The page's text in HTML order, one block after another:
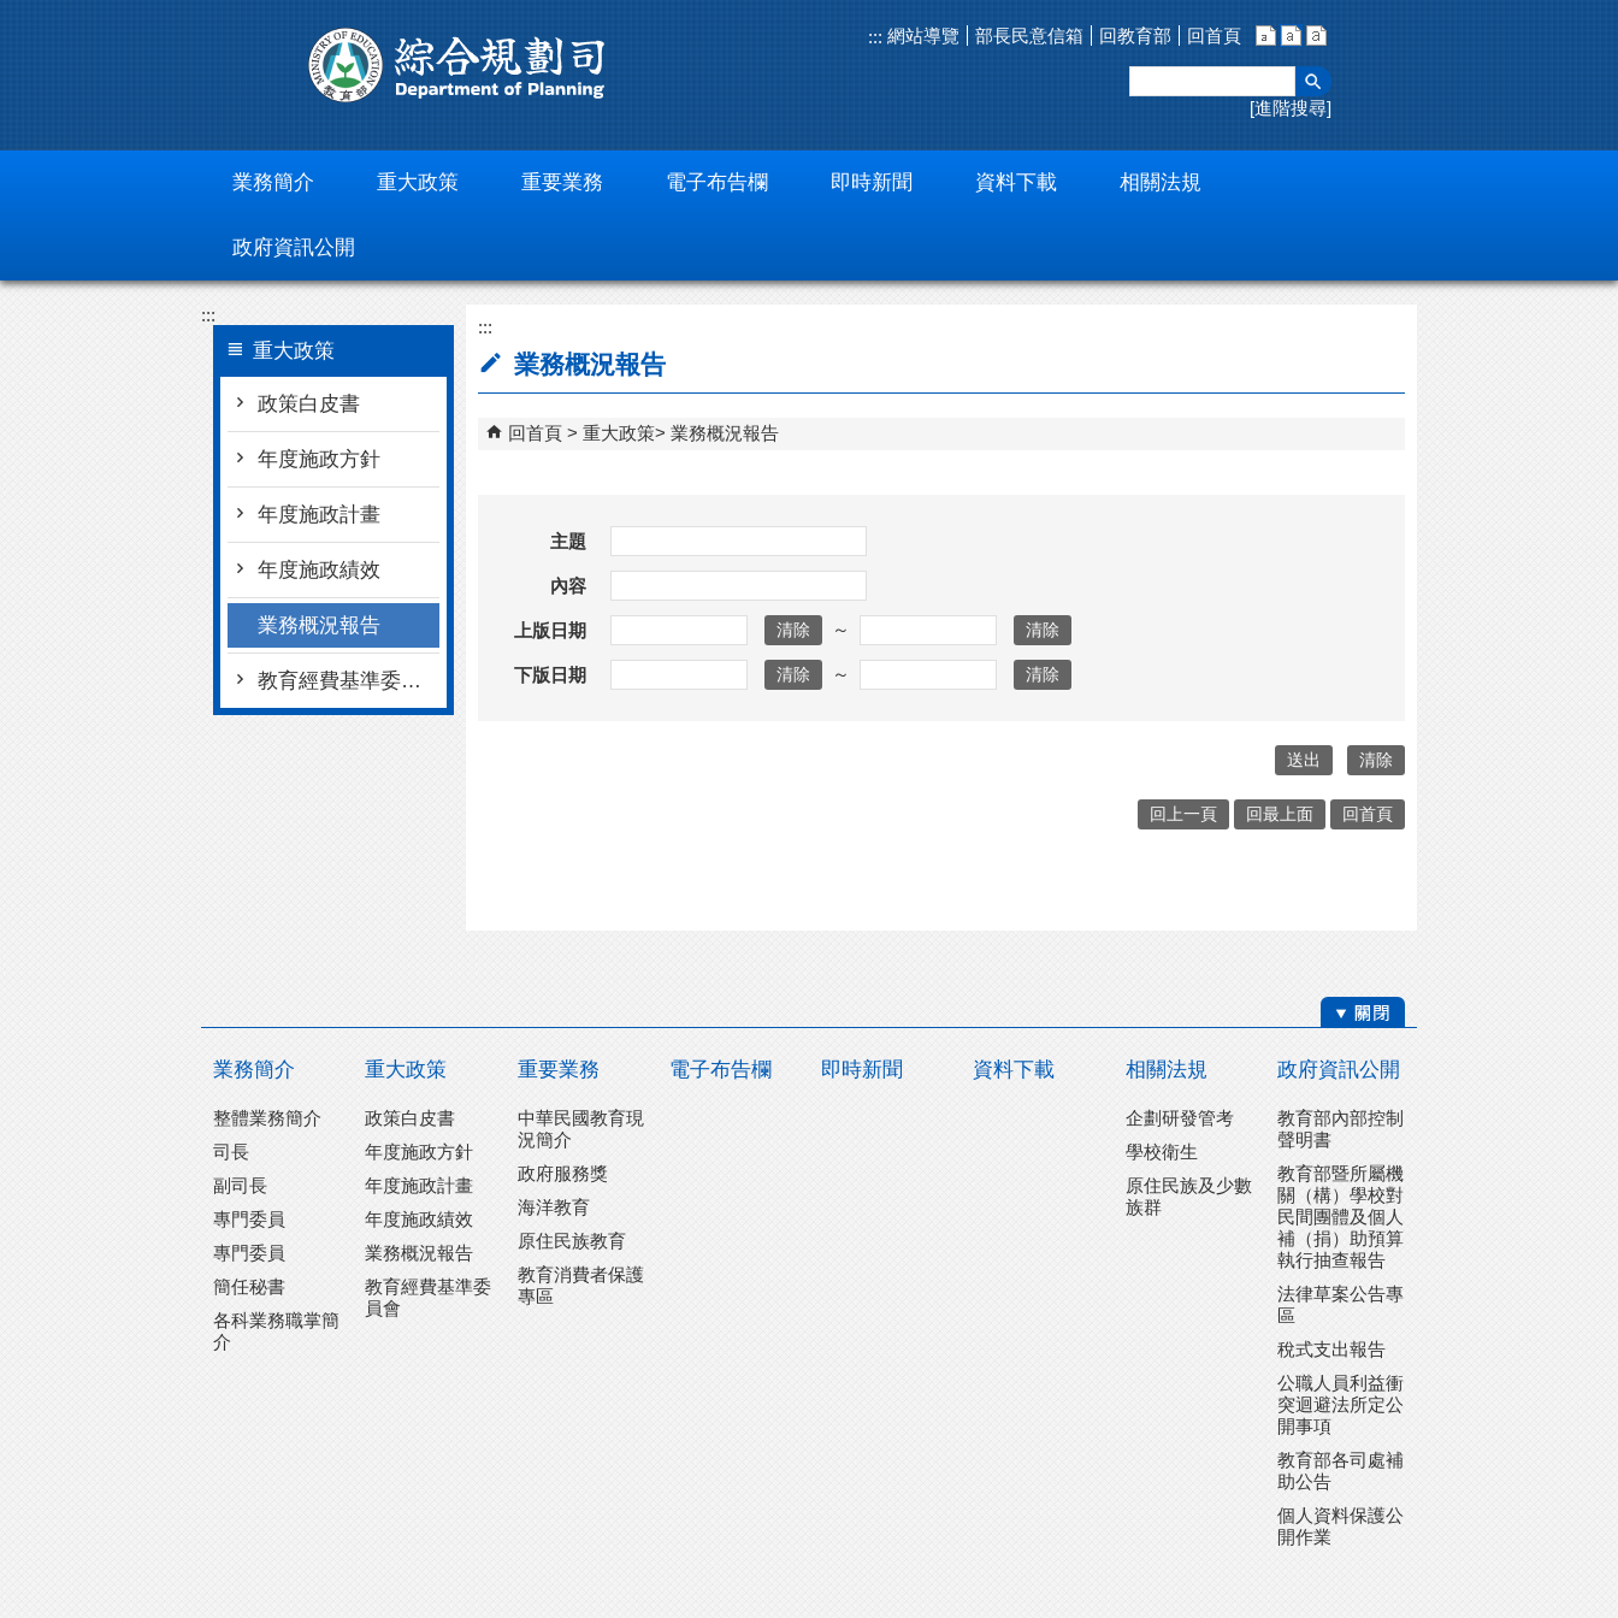
::: 網站導覽 部長民意信箱 回教育部 回首頁
進階搜尋
業務簡介 重大政策 重要業務 電子布告欄 即時新聞 資料下載 相關法規
政府資訊公開
:::
重大政策
政策白皮書
年度施政方針
年度施政計畫
年度施政績效
業務概況報告
教育經費基準委員會
:::
業務概況報告
回首頁 重大政策 業務概況報告
主題
內容
上版日期 ～
下版日期 ～
回上一頁 回最上面 回首頁
業務簡介
整體業務簡介
司長
副司長
專門委員
專門委員
簡任秘書
各科業務職掌簡
介
重大政策
政策白皮書
年度施政方針
年度施政計畫
年度施政績效
業務概況報告
教育經費基準委
員會
重要業務
中華民國教育現
況簡介
政府服務獎
海洋教育
原住民族教育
教育消費者保護
專區
電子布告欄 即時新聞 資料下載 相關法規
企劃研發管考
學校衛生
原住民族及少數
族群
政府資訊公開
教育部內部控制
聲明書
教育部暨所屬機
關（構）學校對
民間團體及個人
補（捐）助預算
執行抽查報告
法律草案公告專
區
稅式支出報告
公職人員利益衝
突迴避法所定公
開事項
教育部各司處補
助公告
個人資料保護公
開作業